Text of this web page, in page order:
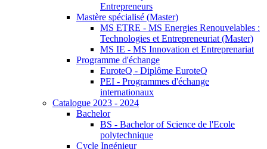
Entrepreneurs
Mastère spécialisé (Master)
MS ETRE - MS Energies Renouvelables :
Technologies et Entrepreneuriat (Master)
MS IE - MS Innovation et Entreprenariat
Programme d'échange
EuroteQ - Diplôme EuroteQ
PEI - Programmes d'échange
internationaux
Catalogue 2023 - 2024
Bachelor
BS - Bachelor of Science de l'Ecole
polytechnique
Cycle Ingénieur